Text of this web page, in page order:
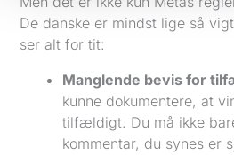
De danske er mindst lige så
ser alt for tit:
Manglende bevis for
kunne dokumentere, at
tilfældigt. Du må ikke
kommentar, du synes er